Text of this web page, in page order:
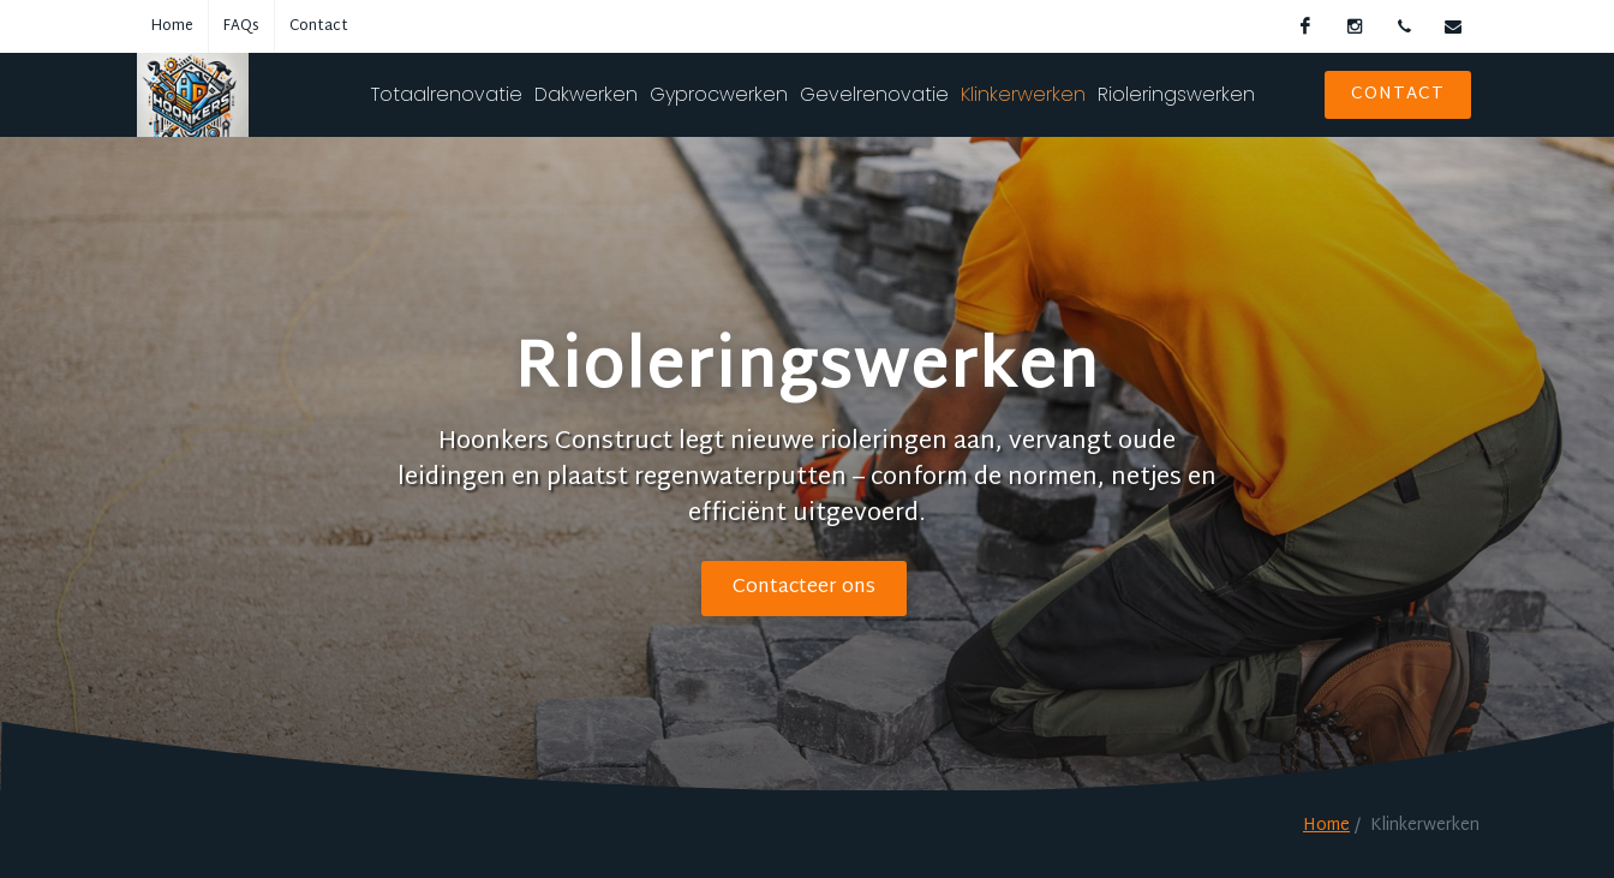
Home FAQs Contact FacebookInstagram0486 37 83 41
CONTACT
Totaalrenovatie Dakwerken Gyprocwerken Gevelrenovatie Klinkerwerken Rioleringswerken
Rioleringswerken
Hoonkers Construct legt nieuwe rioleringen aan, vervangt oude
leidingen en plaatst regenwaterputten – conform de normen, netjes en
efficiënt uitgevoerd.
Contacteer ons
Home Klinkerwerken